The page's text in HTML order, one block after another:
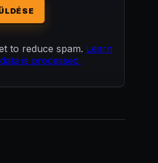
to reduce spam. Learn
is processed.